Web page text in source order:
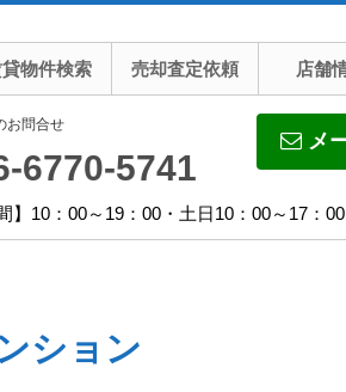
物件検索 売却査定依頼 店舗
メ
お問合せ
6770-5741
】10：00～19：00・土日10：00～17：
ション